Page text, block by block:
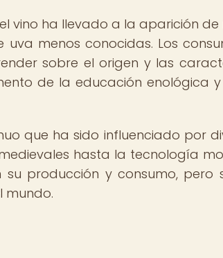
vino ha llevado a la aparición de
menos conocidas. Los
sobre el origen y las
de la educación enológica
que ha sido influenciado por
hasta la tecnología
producción y consumo, pero